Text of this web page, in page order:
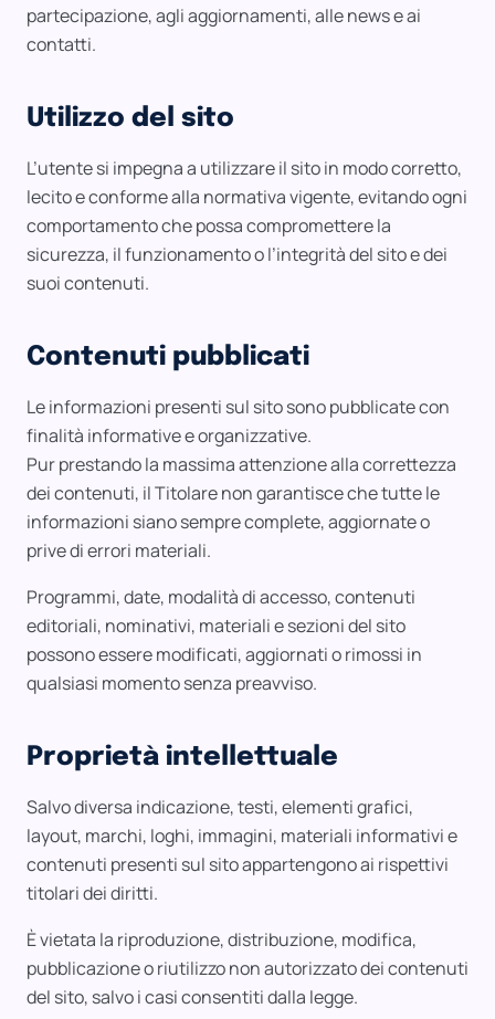
partecipazione, agli aggiornamenti, alle news e ai
contatti.
Utilizzo del sito
L’utente si impegna a utilizzare il sito in modo corretto,
lecito e conforme alla normativa vigente, evitando ogni
comportamento che possa compromettere la
sicurezza, il funzionamento o l’integrità del sito e dei
suoi contenuti.
Contenuti pubblicati
Le informazioni presenti sul sito sono pubblicate con
finalità informative e organizzative.
Pur prestando la massima attenzione alla correttezza
dei contenuti, il Titolare non garantisce che tutte le
informazioni siano sempre complete, aggiornate o
prive di errori materiali.
Programmi, date, modalità di accesso, contenuti
editoriali, nominativi, materiali e sezioni del sito
possono essere modificati, aggiornati o rimossi in
qualsiasi momento senza preavviso.
Proprietà intellettuale
Salvo diversa indicazione, testi, elementi grafici,
layout, marchi, loghi, immagini, materiali informativi e
contenuti presenti sul sito appartengono ai rispettivi
titolari dei diritti.
È vietata la riproduzione, distribuzione, modifica,
pubblicazione o riutilizzo non autorizzato dei contenuti
del sito, salvo i casi consentiti dalla legge.